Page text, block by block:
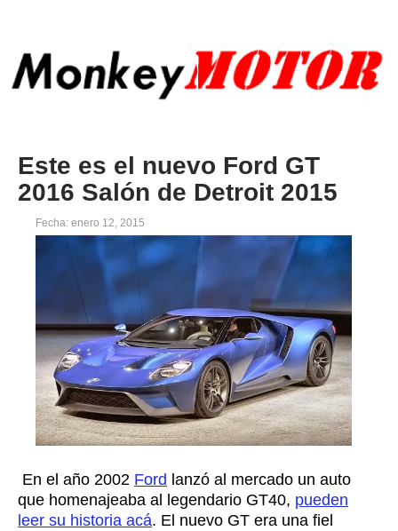
Este es el nuevo Ford GT
2016 Salón de Detroit 2015
Fecha: enero 12, 2015
En el año 2002 Ford lanzó al mercado un auto
que homenajeaba al legendario GT40, pueden
leer su historia acá. El nuevo GT era una fiel